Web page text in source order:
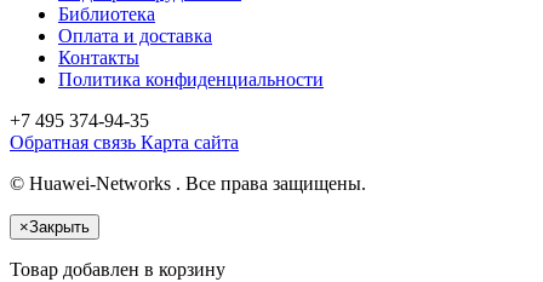
Библиотека
Оплата и доставка
Контакты
Политика конфиденциальности
+7 495 374-94-35
Обратная связь Карта сайта
© Huawei-Networks . Все права защищены.
×Закрыть
Товар добавлен в корзину